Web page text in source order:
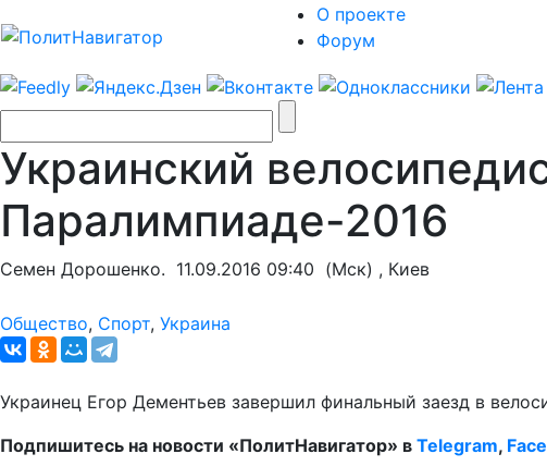
О проекте
Форум
Украинский
Паралимпиаде-2016
Семен Дорошенко. 11.09.2016 09:40 (Мск) , Киев
Общество, Спорт, Украина
Украинец Егор Дементьев завершил финальный заезд в
Подпишитесь на новости «ПолитНавигатор» в Telegram,